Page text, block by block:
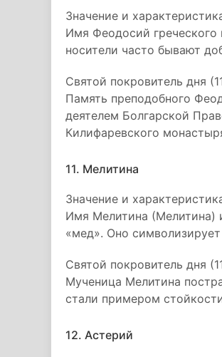
Значение и
Имя Феодосий
носители часто бывают
Святой покровитель дня
Память преподобного
деятелем Болгарской
Килифаревского
11. Мелитина
Значение и
Имя Мелитина (Мелитина)
«мед». Оно
Святой покровитель дня
Мученица Мелитина
стали примером
12. Астерий